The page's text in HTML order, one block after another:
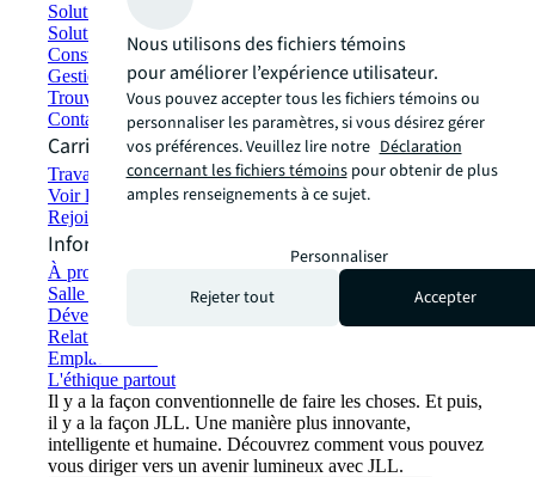
Solutions de développement durable
Solutions d'espace de travail hybride
Construction et location écologiques
Gestion de portefeuille
Trouver et louer un espace
Contactez-nous
Carrières
Travailler chez JLL
Voir les offres d'emploi
Rejoindre le réseau de talents
Informations sur l'entreprise
À propos de JLL
Salle de presse
Développement durable chez JLL
Relations avec les investisseurs
Emplacements
L'éthique partout
Il y a la façon conventionnelle de faire les choses. Et puis,
il y a la façon JLL. Une manière plus innovante,
intelligente et humaine. Découvrez comment vous pouvez
vous diriger vers un avenir lumineux avec JLL.
Nous utilisons des fichiers témoins
pour améliorer l’expérience utilisateur.
Vous pouvez accepter tous les fichiers témoins ou
personnaliser les paramètres, si vous désirez gérer
vos préférences. Veuillez lire notre Déclaration
concernant les fichiers témoinspour obtenir de plus
amples renseignements à ce sujet.
Personnaliser
Rejeter tout
Accepter